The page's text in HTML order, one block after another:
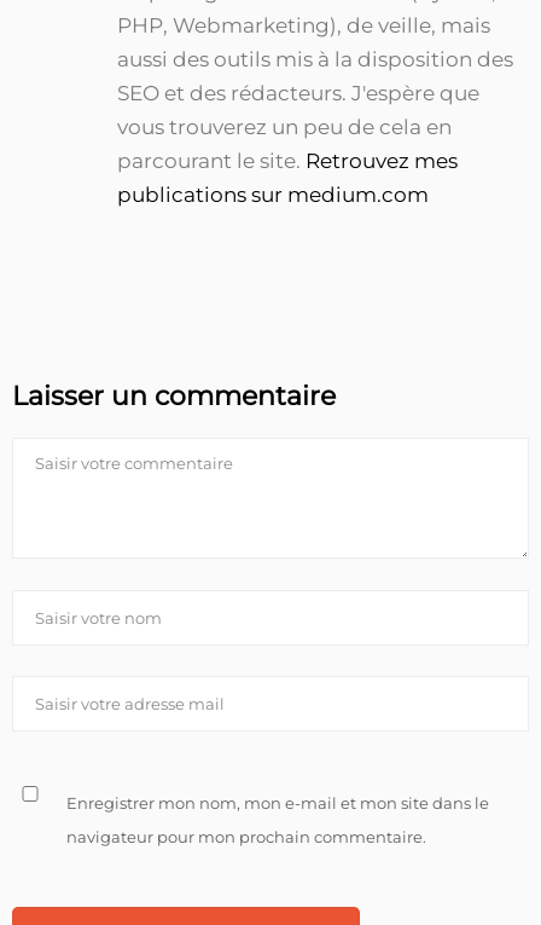
PHP, Webmarketing), de veille, mais
aussi des outils mis à la disposition des
SEO et des rédacteurs. J'espère que
vous trouverez un peu de cela en
parcourant le site. Retrouvez mes
publications sur medium.com
Laisser un commentaire
Enregistrer mon nom, mon e-mail et mon site dans le
navigateur pour mon prochain commentaire.